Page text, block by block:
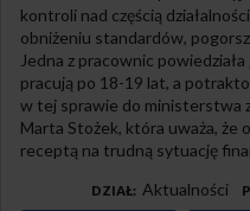
kontroli nad częścią
obniżeniu standardów,
Jedna z pracownic
pracują po 18-19 lat, a
w tej sprawie do ministerstwa
Marta Stożek, która uważa,
receptą na trudną sytuację
DZIAŁ Aktualności